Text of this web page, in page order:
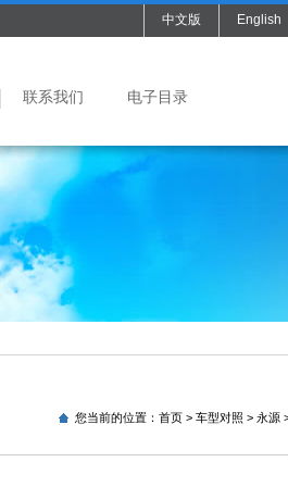
中文版 English
联系我们 电子目录
您当前的位置： 首页> 车型对照 > 永源